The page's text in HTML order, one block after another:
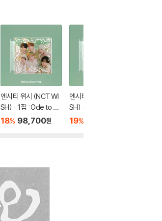
엔시티 위시 (NCT WI
SH) - 1집 : Ode to Lo
ve [Jewel Case Ve
18% 98,700원
엔시티 위시 (NCT WI
SH) - 1집 : Ode to Lo
ve [Jewel Case Ve
19%